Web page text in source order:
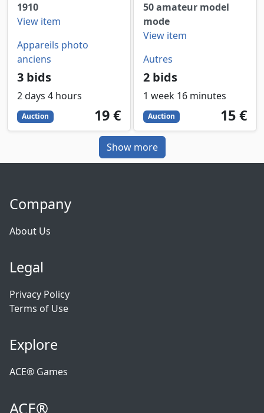
1910
View item
Appareils photo
anciens
3 bids
2 days 4 hours
Auction 19
EUR
19 €
50 amateur model
mode
View item
Autres
2 bids
1 week 16 minutes
Auction 15
EUR
15 €
Show more
Company
About Us
Legal
Privacy Policy
Terms of Use
Explore
ACE® Games
ACE®